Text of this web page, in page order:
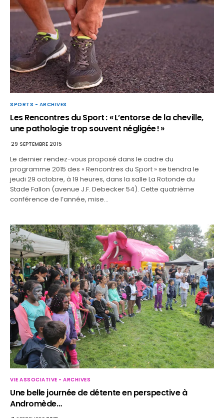
SPORTS - ARCHIVES
Les Rencontres du Sport : « L’entorse de la cheville,
une pathologie trop souvent négligée ! »
29 SEPTEMBRE 2015
Le dernier rendez-vous proposé dans le cadre du
programme 2015 des « Rencontres du Sport » se tiendra le
jeudi 29 octobre, à 19 heures, dans la salle La Rotonde du
Stade Fallon (avenue J.F. Debecker 54). Cette quatrième
conférence de l’année, mise…
VIE ASSOCIATIVE - ARCHIVES
Une belle journée de détente en perspective à
Andromède…